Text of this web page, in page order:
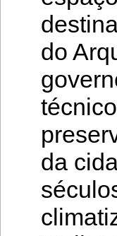
do
da